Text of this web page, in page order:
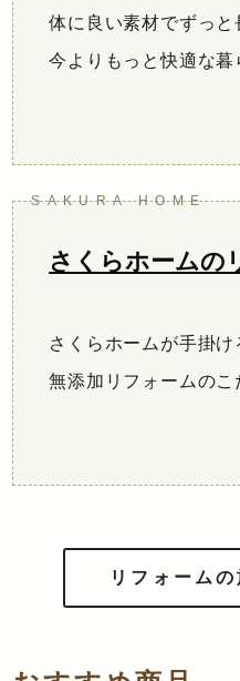
体に良い素材でずっと
今よりもっと快適な暮
さくらホームの
さくらホームが手掛け
無添加リフォームのこ
リフォーム